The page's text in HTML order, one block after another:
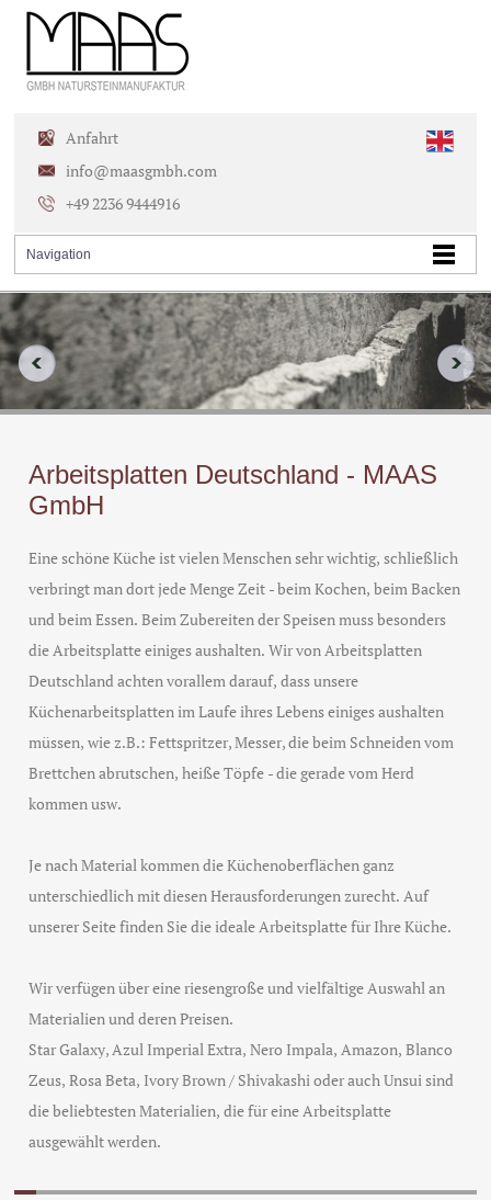
Anfahrt
info@maasgmbh.com
+49 2236 9444916
Arbeitsplatten Deutschland - MAAS
GmbH
Eine schöne Küche ist vielen Menschen sehr wichtig, schließlich
verbringt man dort jede Menge Zeit - beim Kochen, beim Backen
und beim Essen. Beim Zubereiten der Speisen muss besonders
die Arbeitsplatte einiges aushalten. Wir von Arbeitsplatten
Deutschland achten vorallem darauf, dass unsere
Küchenarbeitsplatten im Laufe ihres Lebens einiges aushalten
müssen, wie z.B.: Fettspritzer, Messer, die beim Schneiden vom
Brettchen abrutschen, heiße Töpfe - die gerade vom Herd
kommen usw.
Je nach Material kommen die Küchenoberflächen ganz
unterschiedlich mit diesen Herausforderungen zurecht. Auf
unserer Seite finden Sie die ideale Arbeitsplatte für Ihre Küche.
Wir verfügen über eine riesengroße und vielfältige Auswahl an
Materialien und deren Preisen.
Star Galaxy,Azul Imperial Extra,Nero Impala,Amazon,Blanco
Zeus,Rosa Beta, Ivory Brown / Shivakashioder auchUnsuisind
die beliebtesten Materialien, die für eine Arbeitsplatte
ausgewählt werden.